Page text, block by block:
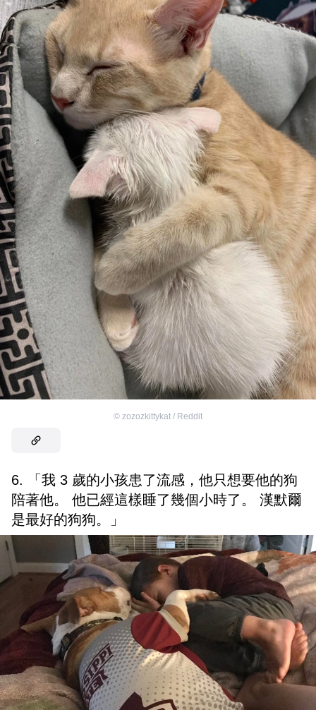
© zozozkittykat / Reddit
6. 「我 3 歲的小孩患了流感，他只想要他的狗
陪著他。 他已經這樣睡了幾個小時了。 漢默爾
是最好的狗狗。」